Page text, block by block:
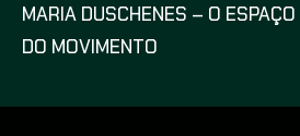
MARIA DUSCHENES – O ESPAÇO
DO MOVIMENTO